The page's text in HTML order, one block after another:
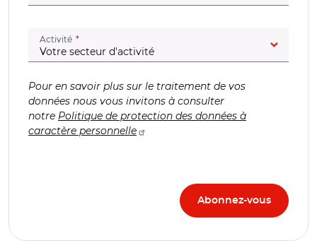
Activité (champ obligatoire)
Pour en savoir plus sur le traitement de vos
données nous vous invitons à consulter
notre Politique de protection des données à
caractère personnelle